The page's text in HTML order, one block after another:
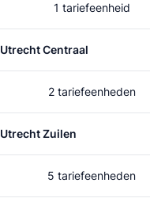
1 tariefeenheid
Utrecht Centraal
2 tariefeenheden
Utrecht Zuilen
5 tariefeenheden